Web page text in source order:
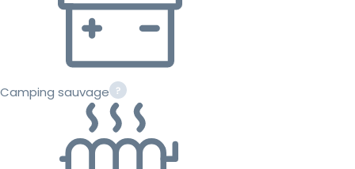
Camping sauvage